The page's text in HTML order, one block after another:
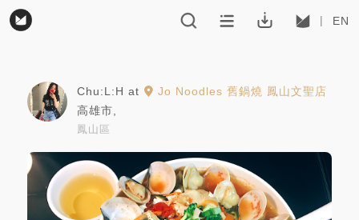
EN
Chu:L:H at
Jo Noodles 舊鍋燒 鳳山文聖店
高雄市
鳳山區